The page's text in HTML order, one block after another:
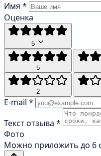
Имя *
Оценка
5
5
2
E-mail *
Текст отзыва *
Фото
Можно приложить до 6